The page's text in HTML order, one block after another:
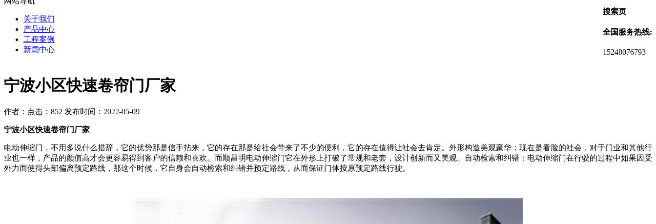
搜索页
全国服务热线:
15248076793
宁波小区快速卷帘门厂家
作者： 点击：852 发布时间：2022-05-09
宁波小区快速卷帘门厂家
电动伸缩门，不用多说什么措辞，它的优势那是信手拈来，它的存在那是给社会带来了不少的便利，它的存在值得让社会去肯定。外形构造美观豪华：现在是看脸的社会，对于门业和其他行
业也一样，产品的颜值高才会更容易得到客户的信赖和喜欢。而顺昌明电动伸缩门它在外形上打破了常规和老套，设计创新而又美观。自动检索和纠错：电动伸缩门在行驶的过程中如果因受
外力而使得头部偏离预定路线，那这个时候，它自身会自动检索和纠错并预定路线，从而保证门体按原预定路线行驶。
关于我们
产品中心
工程案例
新闻中心